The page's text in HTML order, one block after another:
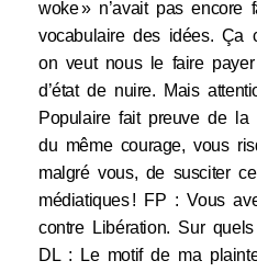
woke » n’avait pas encore
vocabulaire des idées. Ça
on veut nous le faire
d’état de nuire. Mais
Populaire fait preuve de la
du même courage, vous
malgré vous, de susciter
médiatiques ! FP : Vous
contre Libération. Sur quels
DL : Le motif de ma